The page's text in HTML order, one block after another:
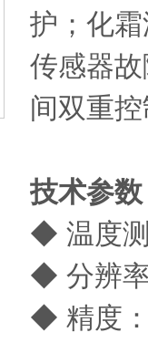
护；化
传感器
间双重
技术参
◆ 温度
◆ 分辨
◆ 精度